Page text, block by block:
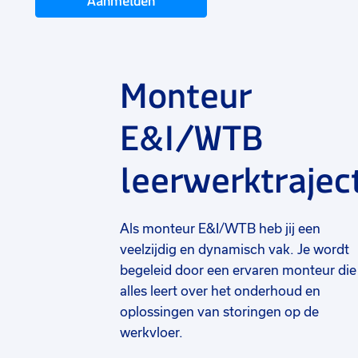
Monteur
E&I/WTB
Als monteur E&I/WTB heb jij een
veelzijdig en dynamisch vak. Je wordt
begeleid door een ervaren monteur
alles leert over het onderhoud en
oplossingen van storingen op de
werkvloer.